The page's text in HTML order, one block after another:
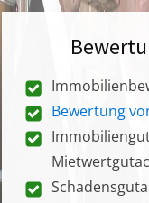
Bewertung